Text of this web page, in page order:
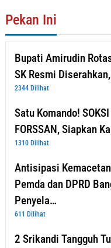
Pekan Ini
Bupati Amirudin
SK Resmi
2344 Dilihat
Satu Komando!
FORSSAN, Siapkan
1310 Dilihat
Antisipasi
Pemda dan DPRD
Penyela…
611 Dilihat
2 Srikandi Tangguh